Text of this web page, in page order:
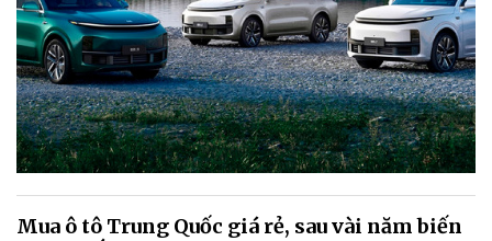
Mua ô tô Trung Quốc giá rẻ, sau vài năm biến